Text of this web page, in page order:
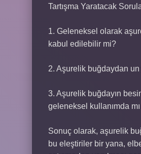
Tartışma Yaratacak
1. Geleneksel olarak
kabul edilebilir mi?
2. Aşurelik buğdaydan un
3. Aşurelik buğdayın
geleneksel kullanımda mı
Sonuç olarak, aşurelik
bu eleştiriler bir yana,